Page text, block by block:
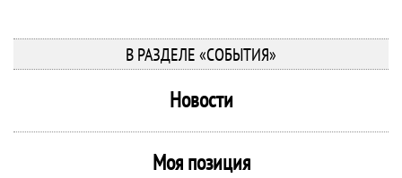
В РАЗДЕЛЕ «СОБЫТИЯ»
Новости
Моя позиция